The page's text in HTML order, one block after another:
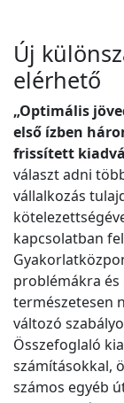
Új
elérhető
„Optimális
első ízben
frissített
választ adni
vállalkozás
kapcsolatban
problémákra
természetesen
változó
Összefoglaló
számításokkal,
számos egyéb